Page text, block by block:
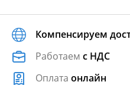
Компенсируем
Работаем с НДС
Оплата онлайн